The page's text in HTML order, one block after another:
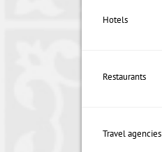
Hotels
Restaurants
Travel agencies